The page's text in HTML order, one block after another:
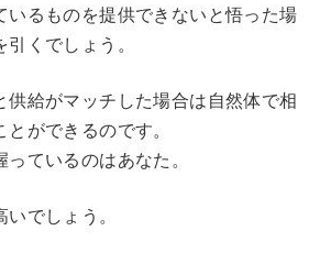
いるものを提供できないと悟った場
くでしょう。
供給がマッチした場合は自然体で相
ができるのです。
ているのはあなた。
でしょう。